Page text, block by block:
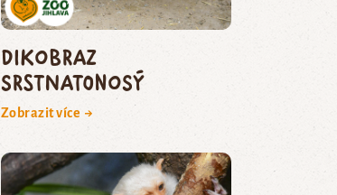
dikobraz
srstnatonosý
Zobrazit více →